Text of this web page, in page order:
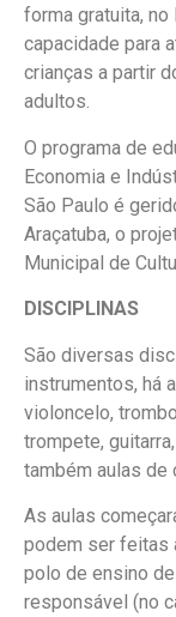
forma gratuita, no
capacidade para
crianças a partir
adultos.
O programa de
Economia e
São Paulo é
Araçatuba, o
Municipal de
DISCIPLINAS
São diversas
instrumentos, há
violoncelo,
trompete,
também aulas de
As aulas
podem ser feitas
polo de ensino
responsável (no